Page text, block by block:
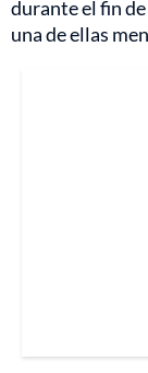
durante el fin
una de ellas